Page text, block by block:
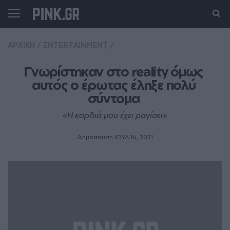
Γνωρίστηκαν στο reality όμως
αυτός ο έρωτας έληξε πολύ
σύντομα
«Η καρδιά μου έχει ραγίσει»
Δημοσίευση ΙΟΥΛ 16, 2021